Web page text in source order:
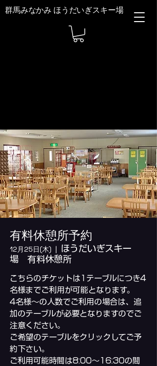
群馬みなかみ ほうだいぎスキー場
有料休憩所予約
12月25日(木)
  |
ほうだいぎスキー
場 有料休憩所
こちらのチケットは1テーブルにつき4
名様までご利用が可能となります。
4名様～の人数でご利用の場合は、追
加のテーブルが必要となりますのでご
注意ください。
ご希望のテーブルをクリックしてご予
約下さい。
ご利用可能時間は8:00～16:30の間